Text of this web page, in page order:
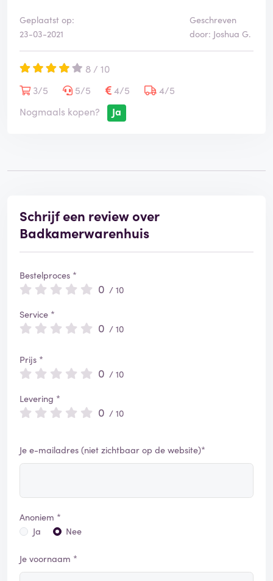
s
v
e
Geplaatst op:
23-03-2021
Geschreven
door: Joshua G.
8 / 10
3/5
5/5 4/5
4/5
Nogmaals kopen?
Ja
Schrijf een review over
Badkamerwarenhuis
Bestelproces *
0 / 10
Service *
0 / 10
Prijs *
0 / 10
Levering *
0 / 10
Je e-mailadres (niet zichtbaar op de website)*
Anoniem *
Ja
Nee
Je voornaam *